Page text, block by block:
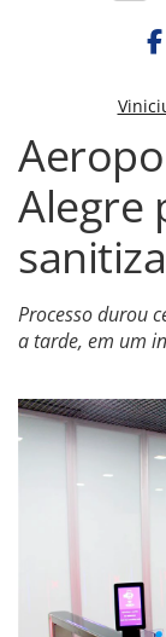
Alegre
Processo durou
a tarde, em um